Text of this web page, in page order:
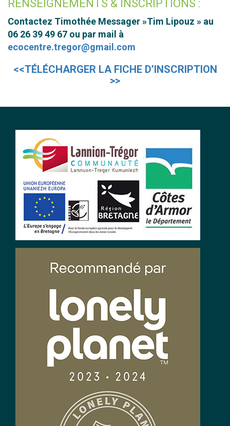
RENSEIGNEMENTS & INSCRIPTIONS :
Contactez Timothée Messager »Tim Lipouz » au
06 26 39 49 67 ou par mail à
ecocentre.tregor@gmail.com
<<TÉLÉCHARGER LA FICHE D’INSCRIPTION
>>